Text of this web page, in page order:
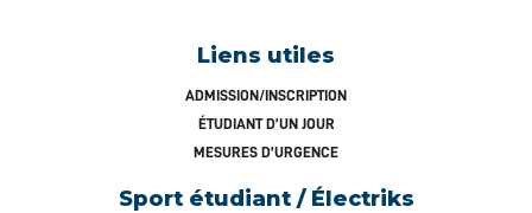
Sport étudiant / Électriks
Liens utiles
ADMISSION/INSCRIPTION
ÉTUDIANT D’UN JOUR
MESURES D’URGENCE